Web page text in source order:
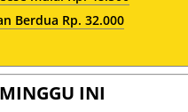
Berdua Rp. 32.000
INI